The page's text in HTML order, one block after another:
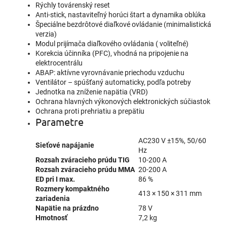
Rýchly továrenský reset
Anti-stick, nastaviteľný horúci štart a dynamika oblúka
Špeciálne bezdrôtové diaľkové ovládanie (minimalistická
verzia)
Modul prijímača diaľkového ovládania ( voliteľné)
Korekcia účinníka (PFC), vhodná na pripojenie na
elektrocentrálu
ABAP: aktívne vyrovnávanie priechodu vzduchu
Ventilátor – spúšťaný automaticky, podľa potreby
Jednotka na zníženie napätia (VRD)
Ochrana hlavných výkonových elektronických súčiastok
Ochrana proti prehriatiu a prepätiu
Parametre
Sieťové napájanie
AC230 V ±15%, 50/60
Hz
Rozsah zváracieho prúdu TIG
10-200 A
Rozsah zváracieho prúdu MMA 20-200 A
ED pri I max.
86 %
Rozmery kompaktného
zariadenia
413 × 150 × 311 mm
Napätie na prázdno
78 V
Hmotnosť
7,2 kg